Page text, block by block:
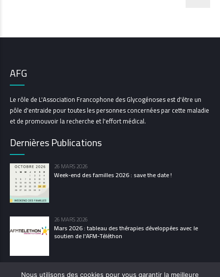
AFG
Le rôle de L'Association Francophone des Glycogénoses est d'être un
pôle d'entraide pour toutes les personnes concernées par cette maladie
et de promouvoir la recherche et l'effort médical.
Dernières Publications
26 MARS 2026
Week-end des familles 2026 : save the date !
26 MARS 2026
Mars 2026 : tableau des thérapies développées avec le
soutien de l'AFM-Téléthon
Nous utilisons des cookies pour vous garantir la meilleure